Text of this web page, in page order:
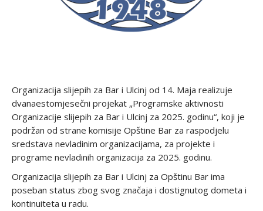
Organizacija slijepih za Bar i Ulcinj od 14. Maja realizuje
dvanaestomjesečni projekat „Programske aktivnosti
Organizacije slijepih za Bar i Ulcinj za 2025. godinu“, koji je
podržan od strane komisije Opštine Bar za raspodjelu
sredstava nevladinim organizacijama, za projekte i
programe nevladinih organizacija za 2025. godinu.
Organizacija slijepih za Bar i Ulcinj za Opštinu Bar ima
poseban status zbog svog značaja i dostignutog dometa i
kontinuiteta u radu.